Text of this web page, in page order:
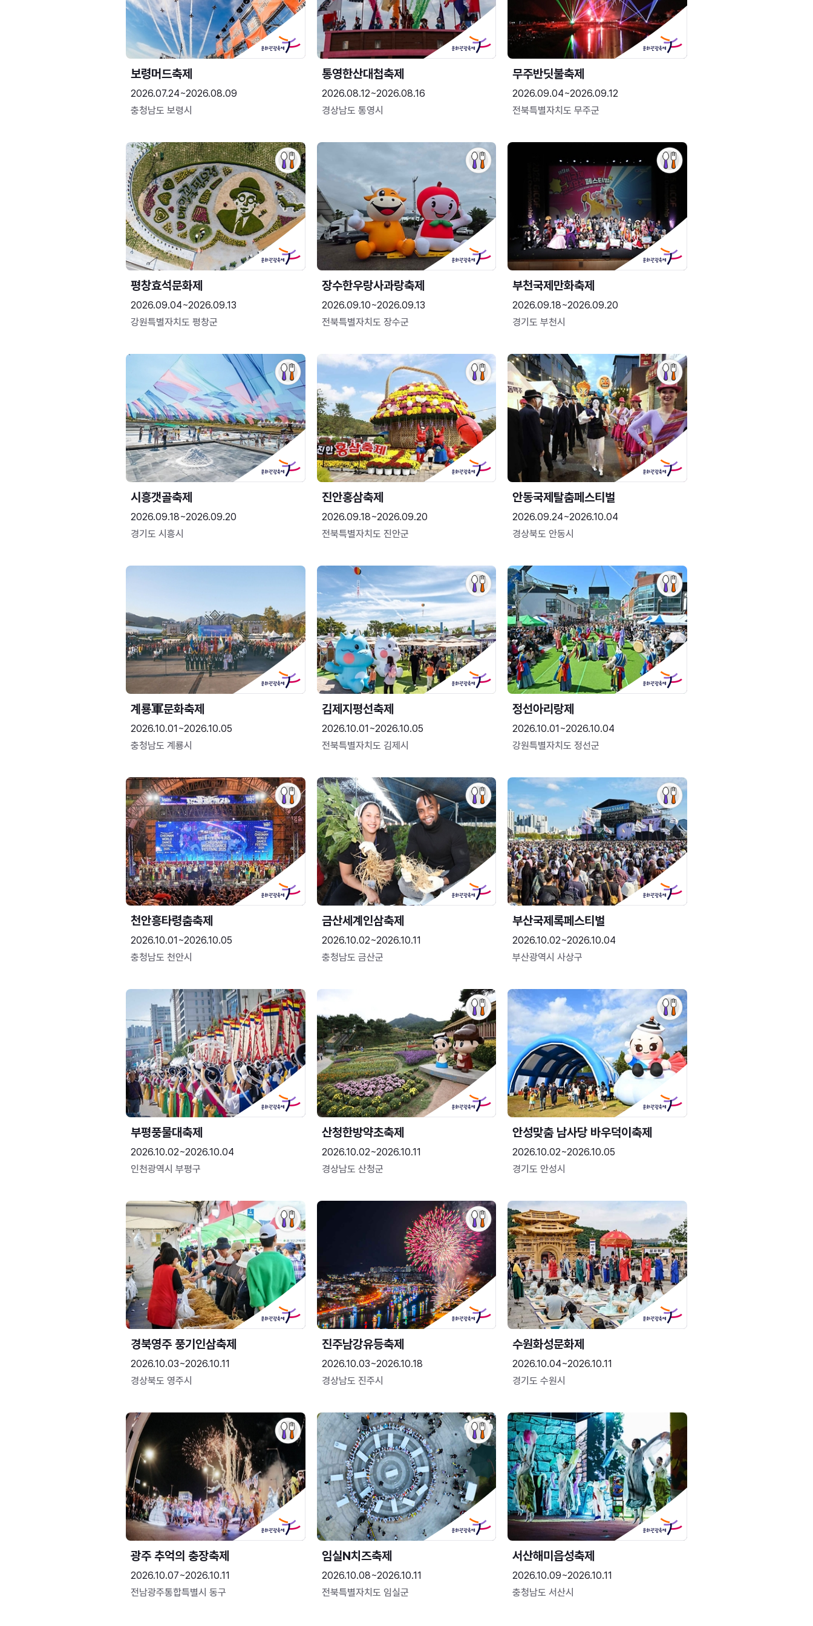
보령머드축제
2026.07.24~2026.08.09
충청남도 보령시
통영한산대첩축제
2026.08.12~2026.08.16
경상남도 통영시
무주반딧불축제
2026.09.04~2026.09.12
전북특별자치도 무주군
평창효석문화제
2026.09.04~2026.09.13
강원특별자치도 평창군
장수한우랑사과랑축제
2026.09.10~2026.09.13
전북특별자치도 장수군
부천국제만화축제
2026.09.18~2026.09.20
경기도 부천시
시흥갯골축제
2026.09.18~2026.09.20
경기도 시흥시
진안홍삼축제
2026.09.18~2026.09.20
전북특별자치도 진안군
안동국제탈춤페스티벌
2026.09.24~2026.10.04
경상북도 안동시
2026.10.01~2026.10.05
충청남도 계룡시
김제지평선축제
2026.10.01~2026.10.05
전북특별자치도 김제시
정선아리랑제
2026.10.01~2026.10.04
강원특별자치도 정선군
천안흥타령춤축제
2026.10.01~2026.10.05
충청남도 천안시
금산세계인삼축제
2026.10.02~2026.10.11
충청남도 금산군
부산국제록페스티벌
2026.10.02~2026.10.04
부산광역시 사상구
부평풍물대축제
2026.10.02~2026.10.04
인천광역시 부평구
산청한방약초축제
2026.10.02~2026.10.11
경상남도 산청군
안성맞춤 남사당 바우덕이축제
2026.10.02~2026.10.05
경기도 안성시
경북영주 풍기인삼축제
2026.10.03~2026.10.11
경상북도 영주시
진주남강유등축제
2026.10.03~2026.10.18
경상남도 진주시
수원화성문화제
2026.10.04~2026.10.11
경기도 수원시
광주 추억의 충장축제
2026.10.07~2026.10.11
전남광주통합특별시 동구
임실N치즈축제
2026.10.08~2026.10.11
전북특별자치도 임실군
서산해미읍성축제
2026.10.09~2026.10.11
충청남도 서산시